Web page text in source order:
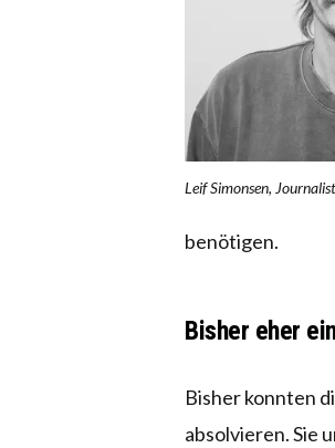
Leif Simonsen,
benötigen.
Bisher eher
Bisher konnten
absolvieren. Sie